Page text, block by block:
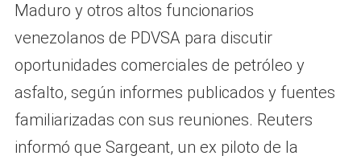
Maduro y otros altos funcionarios
venezolanos de PDVSA para discutir
oportunidades comerciales de petróleo y
asfalto, según informes publicados y fuentes
familiarizadas con sus reuniones. Reuters
informó que Sargeant, un ex piloto de la